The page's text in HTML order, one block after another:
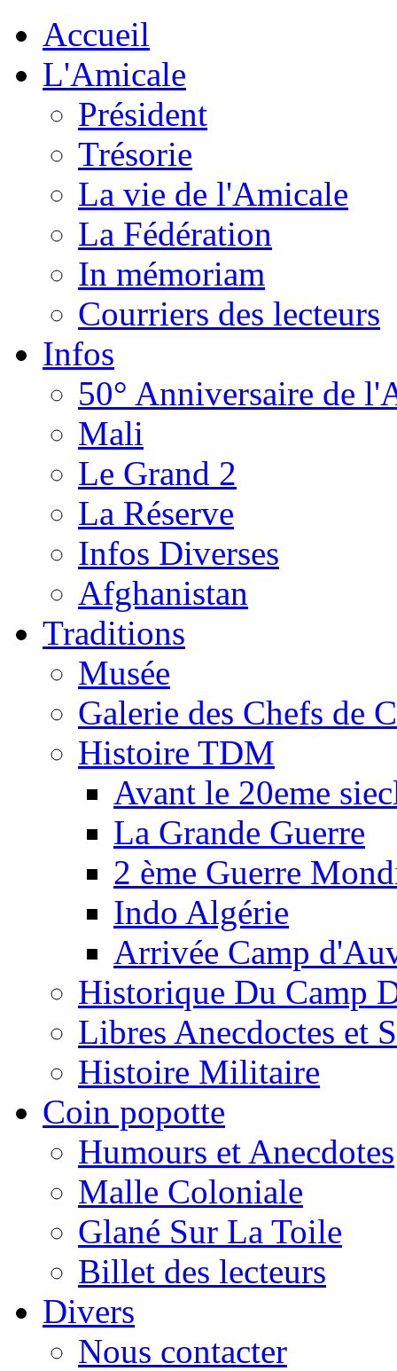
Accueil
L'Amicale
Président
Trésorie
La vie de l'Amicale
La Fédération
In mémoriam
Courriers des lecteurs
Infos
50° Anniversaire de
Mali
Le Grand 2
La Réserve
Infos Diverses
Afghanistan
Traditions
Musée
Galerie des Chefs de
Histoire TDM
Avant le 20eme
La Grande Guerre
2 ème Guerre
Indo Algérie
Arrivée Camp
Historique Du Camp
Libres Anecdoctes et
Histoire Militaire
Coin popotte
Humours et Anecdotes
Malle Coloniale
Glané Sur La Toile
Billet des lecteurs
Divers
Nous contacter